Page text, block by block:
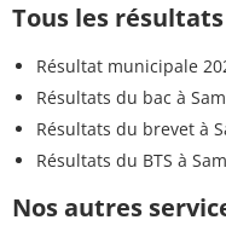
Tous les
Résultat municipale
Résultats du bac à
Résultats du brevet à
Résultats du BTS à
Nos autres